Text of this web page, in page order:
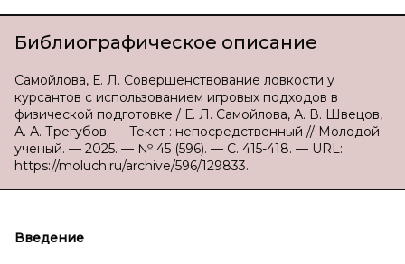
Библиографическое описание
Самойлова, Е. Л. Совершенствование ловкости у
курсантов с использованием игровых подходов в
физической подготовке / Е. Л. Самойлова, А. В. Швецов,
А. А. Трегубов. — Текст : непосредственный // Молодой
ученый. — 2025. — № 45 (596). — С. 415-418. — URL:
https://moluch.ru/archive/596/129833.
Введение